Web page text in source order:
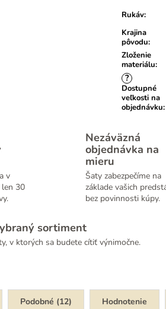
Rukáv:
Krajina
pôvodu:
Zloženie
materiálu:
?
Dostupné
veľkosti na
objednávku:
v
len 30
Nezáväzná
objednávka na
mieru
Šaty zabezpečíme na
základe vašich
bez povinnosti kúpy.
sortiment
v ktorých sa budete cítiť výnimočne.
Podobné (12) Hodnotenie